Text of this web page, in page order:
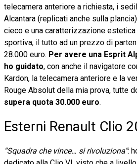
telecamera anteriore a richiesta, i
Alcantara (replicati anche sulla
cieco e una caratterizzazione
sportiva, il tutto ad un prezzo di
28.000 euro. Per avere una Esprit
ho guidato, con anche il navigatore
Kardon, la telecamera anteriore e la
Rouge Absolut della mia prova, tutte
supera quota 30.000 euro.
Esterni Renault Clio
“Squadra che vince… si rivoluziona”: